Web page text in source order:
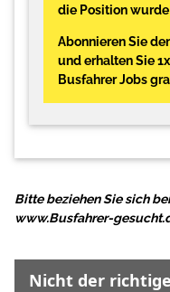
die Position
Abonnieren Sie
und erhalten Sie
Busfahrer Jobs
Bitte beziehen Sie sich
www.Busfahrer-
Nicht der richtige